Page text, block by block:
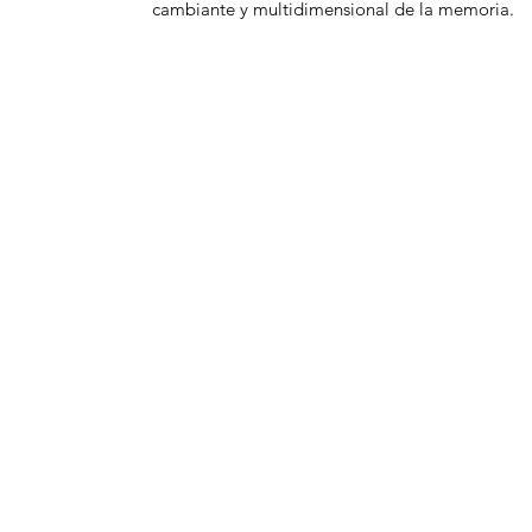
cambiante y multidimensional de la memoria.